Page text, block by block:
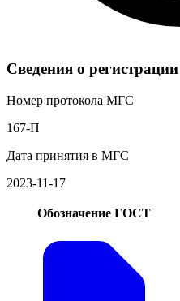
Сведения о
Номер протокола МГС
167-П
Дата принятия в МГС
2023-11-17
Обозначение ГОСТ